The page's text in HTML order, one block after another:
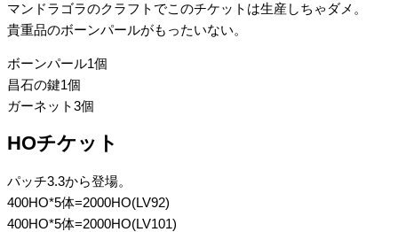
マンドラゴラのクラフトでこのチケットは生産しちゃダメ。
貴重品のボーンパールがもったいない。
ボーンパール1個
昌石の鍵1個
ガーネット3個
HOチケット
パッチ3.3から登場。
400HO*5体=2000HO(LV92)
400HO*5体=2000HO(LV101)